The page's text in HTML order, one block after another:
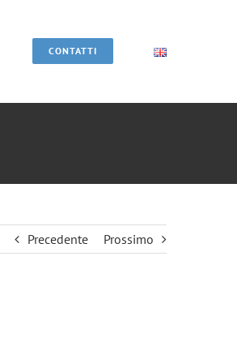
CONTATTI
Precedente Prossimo